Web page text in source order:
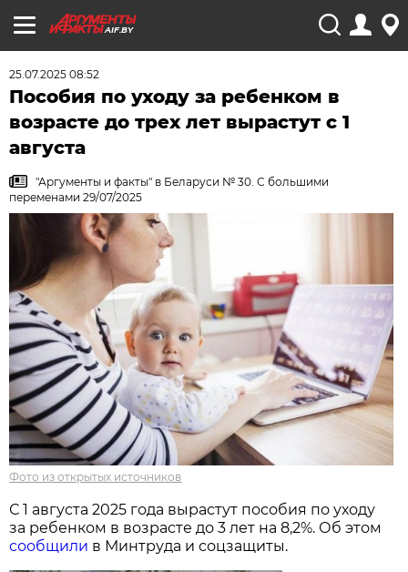
AIF.BY
25.07.2025 08:52
Пособия по уходу за ребенком в
возрасте до трех лет вырастут с 1
августа
"Аргументы и факты" в Беларуси № 30. С большими
переменами 29/07/2025
Фото из открытых источников
С 1 августа 2025 года вырастут пособия по уходу
за ребенком в возрасте до 3 лет на 8,2%. Об этом
сообщили в Минтруда и соцзащиты.